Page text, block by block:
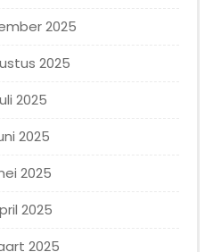
2025
2025
2025
2025
2025
2025
2025